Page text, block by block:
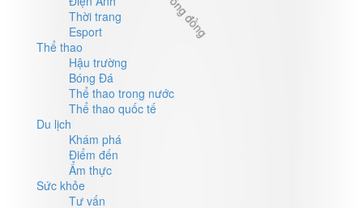
Thời trang
Esport
Thể thao
Hậu trường
Bóng Đá
Thể thao trong nước
Thể thao quốc tế
Du lịch
Khám phá
Điểm đến
Ẩm thực
Sức khỏe
Tư vấn